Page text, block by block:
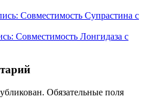
Совместимость Супрастина с
Совместимость Лонгидаза с
Обязательные поля